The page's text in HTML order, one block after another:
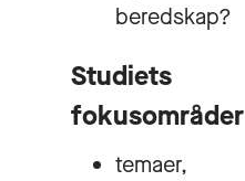
beredskap?
Studiets
fokusområder
temaer,